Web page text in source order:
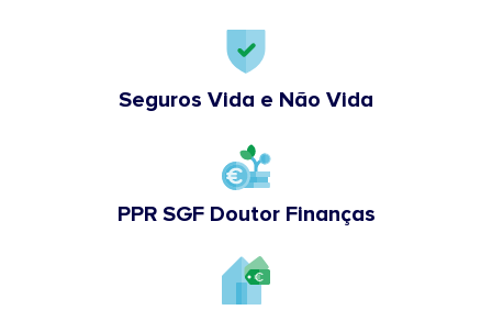
Seguros Vida e Não Vida
PPR SGF Doutor Finanças